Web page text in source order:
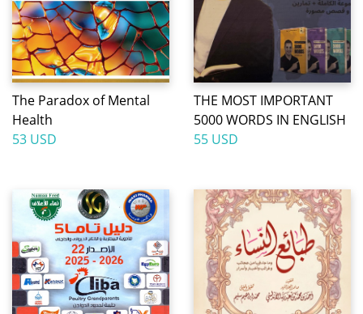
The Paradox of Mental
Health
53 USD
THE MOST IMPORTANT
5000 WORDS IN ENGLISH
55 USD